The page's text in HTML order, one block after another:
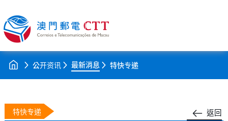
公开资讯 最新消息 特快专递
返回
特快专递